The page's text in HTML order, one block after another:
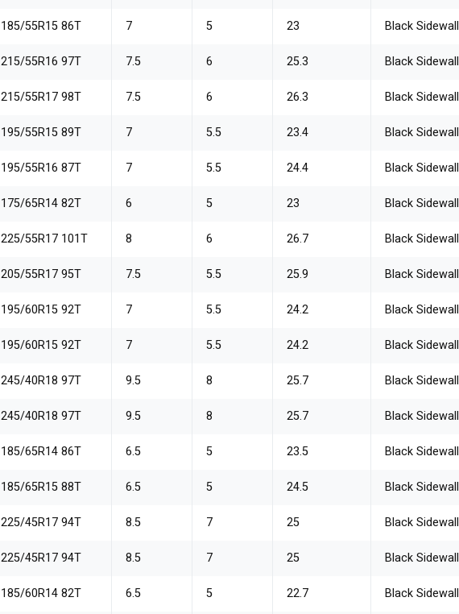
185/55R15 86T 7 5 23 Black Sidewall
215/55R16 97T 7.5 6 25.3 Black Sidewall
215/55R17 98T 7.5 6 26.3 Black Sidewall
195/55R15 89T 7 5.5 23.4 Black Sidewall
195/55R16 87T 7 5.5 24.4 Black Sidewall
175/65R14 82T 6 5 23 Black Sidewall
225/55R17 101T 8 6 26.7 Black Sidewall
205/55R17 95T 7.5 5.5 25.9 Black Sidewall
195/60R15 92T 7 5.5 24.2 Black Sidewall
195/60R15 92T 7 5.5 24.2 Black Sidewall
245/40R18 97T 9.5 8 25.7 Black Sidewall
245/40R18 97T 9.5 8 25.7 Black Sidewall
185/65R14 86T 6.5 5 23.5 Black Sidewall
185/65R15 88T 6.5 5 24.5 Black Sidewall
225/45R17 94T 8.5 7 25 Black Sidewall
225/45R17 94T 8.5 7 25 Black Sidewall
185/60R14 82T 6.5 5 22.7 Black Sidewall